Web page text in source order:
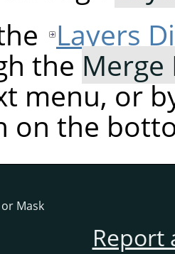
Layers
the Merge
menu, or
on the
Mask
Report